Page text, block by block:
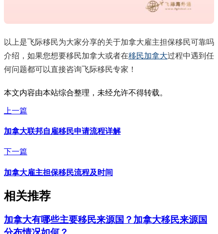
以上是飞际移民为大家分享的关于加拿大雇主担保移民可靠吗
介绍，如果您想要移民加拿大或者在移民加拿大过程中遇到任
何问题都可以直接咨询飞际移民专家！
本文内容由本站综合整理，未经允许不得转载。
上一篇
加拿大联邦自雇移民申请流程详解
下一篇
加拿大雇主担保移民流程及时间
相关推荐
加拿大有哪些主要移民来源国？加拿大移民来源国